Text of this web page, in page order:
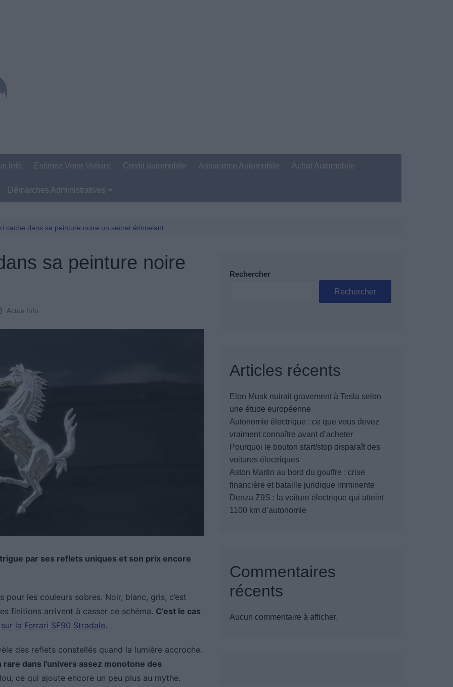
Info Estimez Votre Voiture Credit automobile Assurance Automobile Achat Automobile
Démarches Administratives
Permis De Conduire
cache dans sa peinture noire un secret étincelant
sa peinture noire
Actus Info
par ses reflets uniques et son prix encore
les couleurs sobres. Noir, blanc, gris, c’est
finitions arrivent à casser ce schéma. C’est le cas
la Ferrari SF90 Stradale.
des reflets constellés quand la lumière accroche.
rare dans l’univers assez monotone des
ce qui ajoute encore un peu plus au mythe.
Rechercher
Rechercher
Articles récents
Elon Musk nuirait gravement à Tesla selon
une étude européenne
Autonomie électrique : ce que vous devez
vraiment connaître avant d’acheter
Pourquoi le bouton start/stop disparaît des
voitures électriques
Aston Martin au bord du gouffre : crise
financière et bataille juridique imminente
Denza Z9S : la voiture électrique qui atteint
1100 km d’autonomie
Commentaires
récents
Aucun commentaire à afficher.